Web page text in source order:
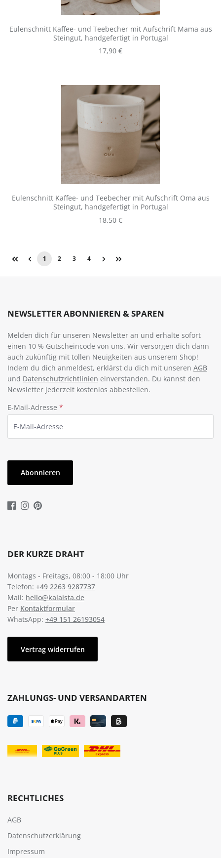
Eulenschnitt Kaffee- und Teebecher mit Aufschrift Mama aus
Steingut, handgefertigt in Portugal
Regulärer Preis:
17,90 €
Eulenschnitt Kaffee- und Teebecher mit Aufschrift Oma aus
Steingut, handgefertigt in Portugal
Regulärer Preis:
18,50 €
Seite
1 Seite
2 Seite
3 Seite
4
NEWSLETTER ABONNIEREN & SPAREN
Melden dich für unseren Newsletter an und erhalte sofort
einen 10 % Gutscheincode von uns. Wir versorgen dich dann
auch zukünftig mit tollen Neuigkeiten aus unserem Shop!
Indem du dich anmeldest, erklärst du dich mit unseren AGB
und Datenschutzrichtlinien einverstanden. Du kannst den
Newsletter jederzeit kostenlos abbestellen.
E-Mail-Adresse *
Abonnieren
DER KURZE DRAHT
Montags - Freitags, 08:00 - 18:00 Uhr
Telefon: +49 2263 9287737
Mail: hello@kalaista.de
Per Kontaktformular
WhatsApp: +49 151 26193054
Vertrag widerrufen
ZAHLUNGS- UND VERSANDARTEN
RECHTLICHES
AGB
Datenschutzerklärung
Impressum